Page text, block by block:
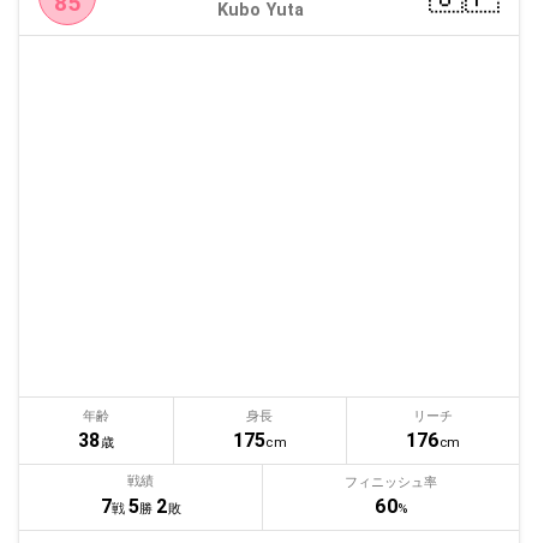
Kubo Yuta
年齢
38歳
身長
175cm
リーチ
176cm
戦績
7戦 5勝 2敗
フィニッシュ率
60%